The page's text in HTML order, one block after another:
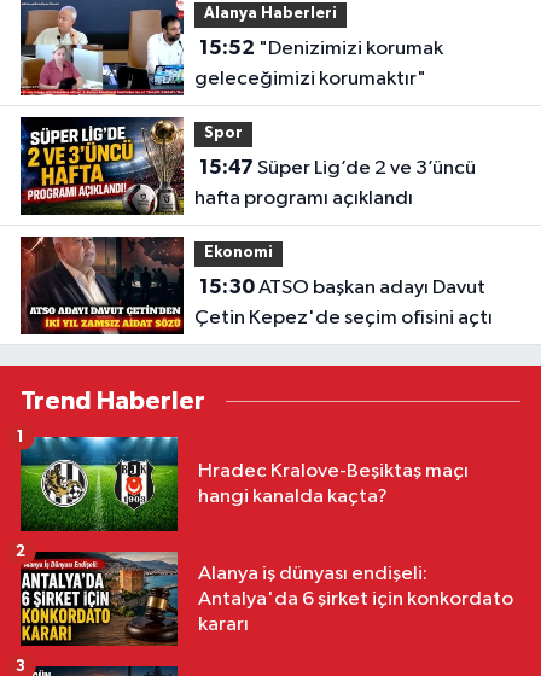
Alanya Haberleri
15:52
geleceğimizi korumaktır"
Spor
15:47
hafta programı açıklandı
Ekonomi
15:30ATSO başkan adayı Davut
Çetin Kepez'de seçim ofisini açtı
Trend Haberler
Hradec Kralove-Beşiktaş maçı
hangi kanalda kaçta?
1
Alanya iş dünyası endişeli:
Antalya'da 6 şirket için konkordato
kararı
2
3